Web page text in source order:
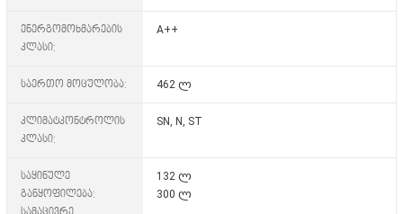
ენერგომოხმარების
კლასი:
A++
საერთო მოცულობა: 462 ლ
კლიმატკონტროლის
კლასი:
SN, N, ST
საყინულე
განყოფილება:
132 ლ
300 ლ